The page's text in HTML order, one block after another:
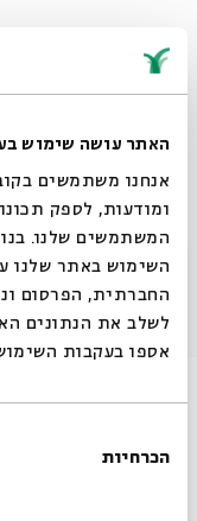
האתר עושה שימוש
ומודעות, לספק
המשתמשים שלנו.
השימוש באתר שלנו
החברתית, הפרסום
לשלב את הנתונים
אספו בעקבות
הסכמה
הכרחיות
series
סגור